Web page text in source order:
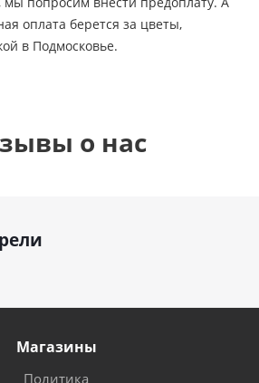
оплата берется за цветы,
в Подмосковье.
о нас
Магазины
Политика